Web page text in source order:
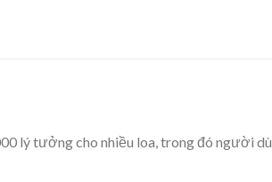
lý tưởng cho nhiều loa, trong đó người